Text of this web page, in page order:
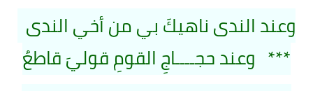
وعند الندى ناهيكَ بي من أخي الندى
*** وعند حجــــاجِ القومِ قوليَ قاطعُ